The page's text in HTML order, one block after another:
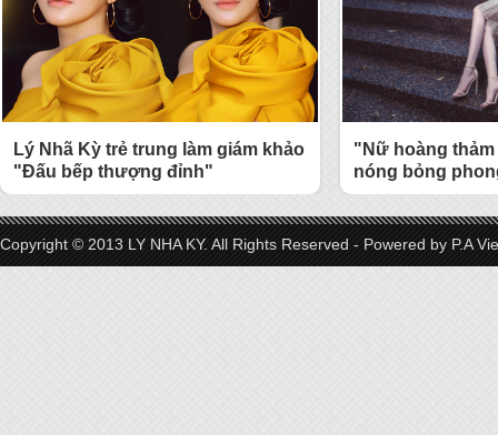
Lý Nhã Kỳ trẻ trung làm giám khảo
"Đấu bếp thượng đỉnh"
"Nữ hoàng
nóng bỏng
Copyright © 2013 LY NHA KY. All Rights Reserved - Powered by P.A